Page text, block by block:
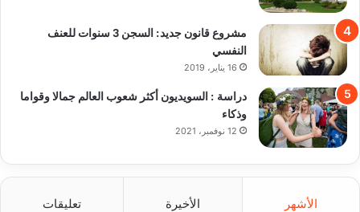
مشروع قانون جديد: السجن 3 سنوات للعنف
النفسي
16 يناير، 2019
دراسة : السويديون أكثر شعوب العالم جمالا وقواما
وذكاء
12 نوفمبر، 2021
الأشهر الأخيرة تعليقات